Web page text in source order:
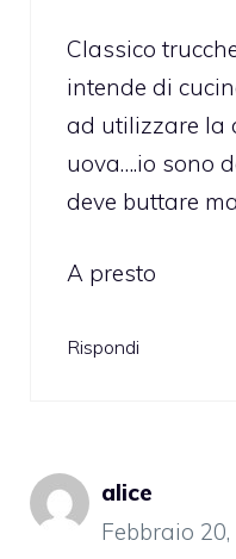
Classico
intende di
ad utilizzare la
uova….io sono
deve buttare
A presto
Rispondi
alice
Febbraio